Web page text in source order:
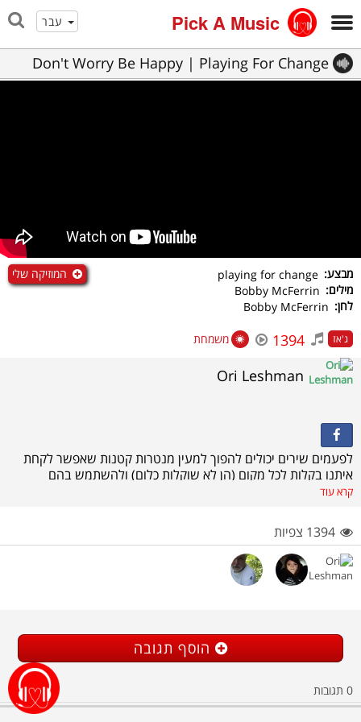
עבר Pick A Music
Don't Worry Be Happy | Playing For Change
מבצע: playing for change
מילים: Bobby McFerrin
לחן: Bobby McFerrin
המוזיקה שלי
ג'אז 1394 משמחת
Ori Leshman
לפעמים שירים יכולים להפוך למעין מנטרות קטנות שאפשר לקחת
איתנו בקלות לכל מקום (הן לא שוקלות כלום) ולהשתמש בהם
קרא עוד
1394 צפיות
הוסף תגובה
0 תגובות